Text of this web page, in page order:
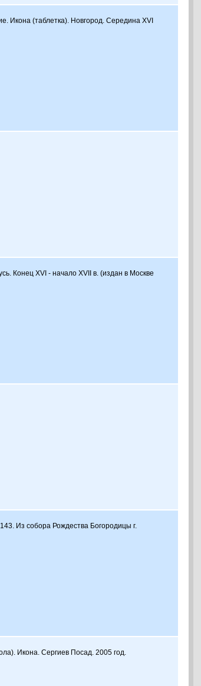
Икона (таблетка). Новгород. Середина XVI
Конец XVI - начало XVII в. (издан в Москве
Из собора Рождества Богородицы г.
Икона. Сергиев Посад. 2005 год.